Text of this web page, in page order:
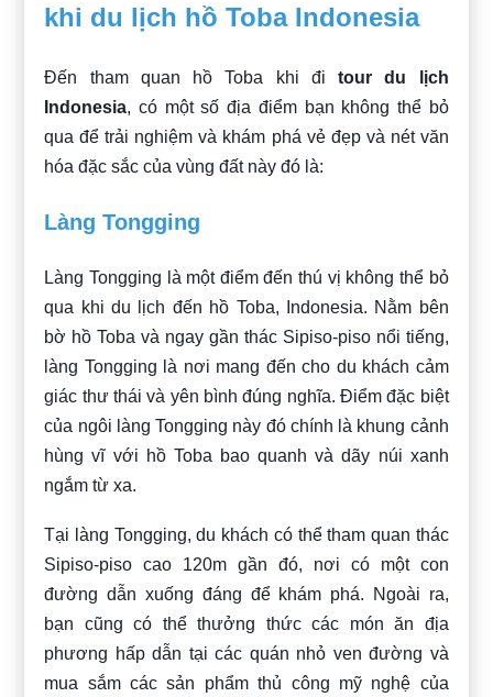
khi du lịch hồ Toba Indonesia
Đến tham quan hồ Toba khi đitour du lịch
Indonesia, có một số địa điểm bạn không thể bỏ
qua để trải nghiệm và khám phá vẻ đẹp và nét văn
hóa đặc sắc của vùng đất này đó là:
Làng Tongging
Làng Tongging là một điểm đến thú vị không thể bỏ
qua khi du lịch đến hồ Toba, Indonesia. Nằm bên
bờ hồ Toba và ngay gần thác Sipiso-piso nổi tiếng,
làng Tongging là nơi mang đến cho du khách cảm
giác thư thái và yên bình đúng nghĩa. Điểm đặc biệt
của ngôi làng Tongging này đó chính là khung cảnh
hùng vĩ với hồ Toba bao quanh và dãy núi xanh
ngắm từ xa.
Tại làng Tongging, du khách có thể tham quan thác
Sipiso-piso cao 120m gần đó, nơi có một con
đường dẫn xuống đáng để khám phá. Ngoài ra,
bạn cũng có thể thưởng thức các món ăn địa
phương hấp dẫn tại các quán nhỏ ven đường và
mua sắm các sản phẩm thủ công mỹ nghệ của